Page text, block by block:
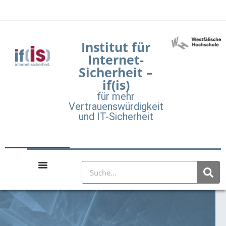
Institut für
Internet-
Sicherheit –
if(is)
für mehr
Vertrauenswürdigkeit
und IT-Sicherheit